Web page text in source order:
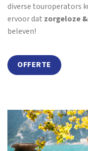
diverse touroperators
ervoor dat zorgeloze
beleven!
OFFERTE